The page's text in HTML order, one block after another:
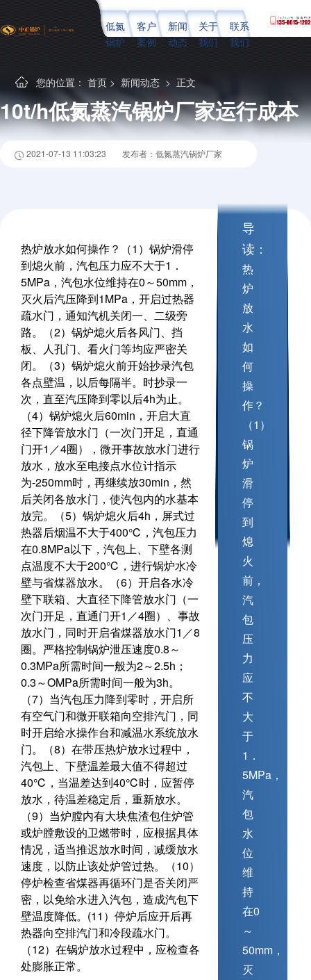
低氮
锅炉
客户
案例
新闻
动态
关于
我们
联系
我们
您的位置：首页 > 新闻动态 > 正文
10t/h低氮蒸汽锅炉厂家运行成本
2021-07-13 11:03:23 发布者：低氮蒸汽锅炉厂家
热炉放水如何操作？（1）锅炉滑停
到熄火前，汽包压力应不大于1．
5MPa，汽包水位维持在0～50mm，
灭火后汽压降到1MPa，开启过热器
疏水门，通知汽机关闭一、二级旁
路。（2）锅炉熄火后各风门、挡
板、人孔门、看火门等均应严密关
闭。（3）锅炉熄火前开始抄录汽包
各点壁温，以后每隔半。时抄录一
次，直至汽压降到零以后4h为止。
（4）锅炉熄火后60min，开启大直
径下降管放水门（一次门开足，直通
门开1／4圈），微开事故放水门进行
放水，放水至电接点水位计指示
为-250mm时，再继续放30min，然
后关闭各放水门，使汽包内的水基本
放完。（5）锅炉熄火后4h，屏式过
热器后烟温不大于400℃，汽包压力
在0.8MPa以下，汽包上、下壁各测
点温度不大于200℃，进行锅炉水冷
壁与省煤器放水。（6）开启各水冷
壁下联箱、大直径下降管放水门（一
次门开足，直通门开1／4圈）、事故
放水门，同时开启省煤器放水门1／8
圈。严格控制锅炉泄压速度0.8～
0.3MPa所需时间一般为2～2.5h；
0.3～OMPa所需时间一般为3h。
（7）当汽包压力降到零时，开启所
有空气门和微开联箱向空排汽门，同
时开启给水操作台和减温水系统放水
门。（8）在带压热炉放水过程中，
汽包上、下壁温差最大值不得超过
40℃，当温差达到40℃时，应暂停
放水，待温差稳定后，重新放水。
（9）当炉膛内有大块焦渣包住炉管
或炉膛敷设的卫燃带时，应根据具体
情况，适当推迟放水时间，减缓放水
速度，以防止该处炉管过热。（10）
停炉检查省煤器再循环门是否关闭严
密，以免给水进入汽包，造成汽包下
壁温度降低。(11）停炉后应开后再
热器向空排汽门和冷段疏水门。
（12）在锅炉放水过程中，应检查各
处膨胀正常。
导
读：
热
炉
放
水
如
何
操
作？
（1）
锅
炉
滑
停
到
熄
火
前，
汽
包
压
力
应
不
大
于
1．
5MPa，
汽
包
水
位
维
持
在0
～
50mm，
灭